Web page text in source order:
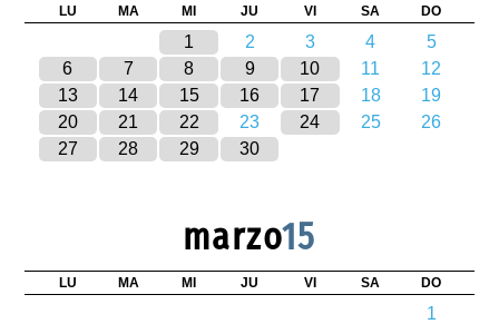
LU MA MI JU VI SA DO
1 2 3 4
5
6
7 8 9 10 11
12
13
14 15 16 17 18
19
20
21 22 23 24 25
26
27
28 29 30
marzo15
LU MA MI JU VI SA DO
1